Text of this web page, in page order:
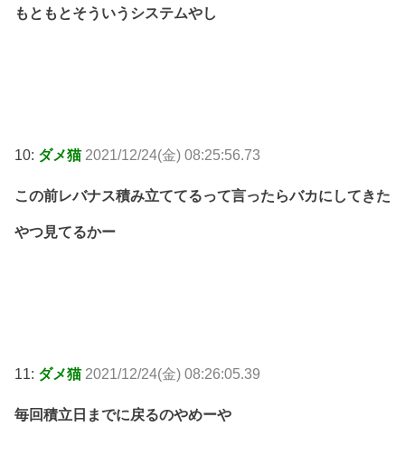
もともとそういうシステムやし
10: ダメ猫 2021/12/24(金) 08:25:56.73
この前レバナス積み立ててるって言ったらバカにしてきた
やつ見てるかー
11: ダメ猫 2021/12/24(金) 08:26:05.39
毎回積立日までに戻るのやめーや